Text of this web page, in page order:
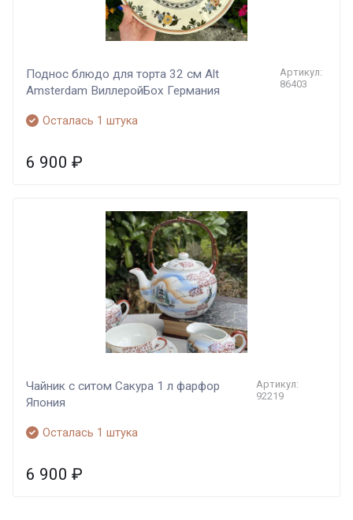
Поднос блюдо для торта 32 см Alt
Amsterdam ВиллеройБох Германия
Артикул:
86403
Осталась 1 штука
6 900 ₽
Чайник с ситом Сакура 1 л фарфор
Япония
Артикул:
92219
Осталась 1 штука
6 900 ₽